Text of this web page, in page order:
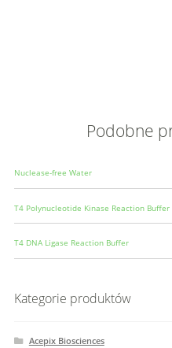
Podobne
Nuclease-free Water
T4 Polynucleotide Kinase Reaction Buffer
T4 DNA Ligase Reaction Buffer
Kategorie produktów
Acepix Biosciences